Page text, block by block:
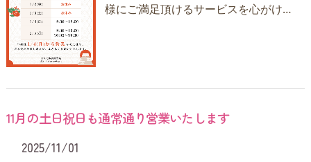
様にご満足頂けるサービスを心がけ…
11月の土日祝日も通常通り営業いたします
2025/11/01